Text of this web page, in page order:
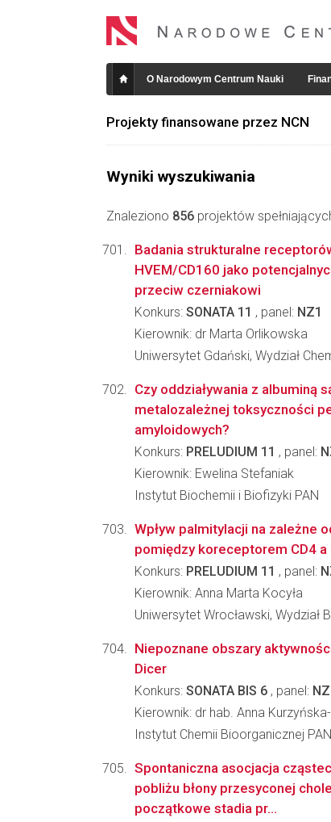
O Narodowym Centrum Nauki
Projekty finansowane przez NCN
Wyniki wyszukiwania
Znaleziono 856 projektów
Badania strukturalne
HVEM/CD160 jako
przeciw czerniakowi
Konkurs: SONATA 11 , panel: NZ1
Kierownik: dr Marta Orlikowska
Uniwersytet Gdański, Wydział
Czy oddziaływania z albuminą
metalozależnej toksyczności
amyloidowych?
Konkurs: PRELUDIUM 11 , panel:
Kierownik: Ewelina Stefaniak
Instytut Biochemii i Biofizyki PAN
Wpływ palmitylacji na zależne
pomiędzy koreceptorem CD4
Konkurs: PRELUDIUM 11 , panel:
Kierownik: Anna Marta Kocyła
Uniwersytet Wrocławski, Wydział
Niepoznane obszary
Dicer
Konkurs: SONATA BIS 6 , panel:
Kierownik: dr hab. Anna
Instytut Chemii Bioorganicznej PAN
Spontaniczna asocjacja
pobliżu błony przesyconej
początkowe stadia pr...